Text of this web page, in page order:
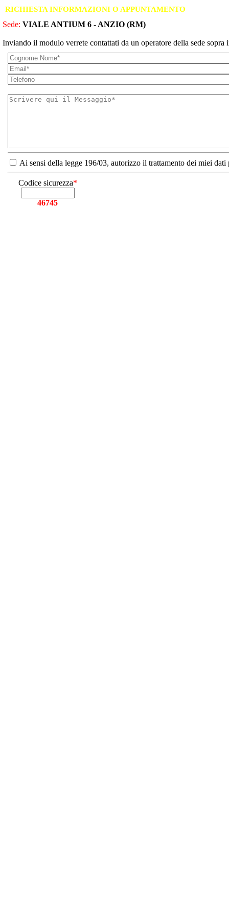
RICHIESTA INFORMAZIONI O APPUNTAMENTO
Sede: VIALE ANTIUM 6 - ANZIO (RM)
Inviando il modulo verrete contattati da un operatore della sede sopra
Ai sensi della legge 196/03, autorizzo il trattamento dei miei
Codice sicurezza*
46745